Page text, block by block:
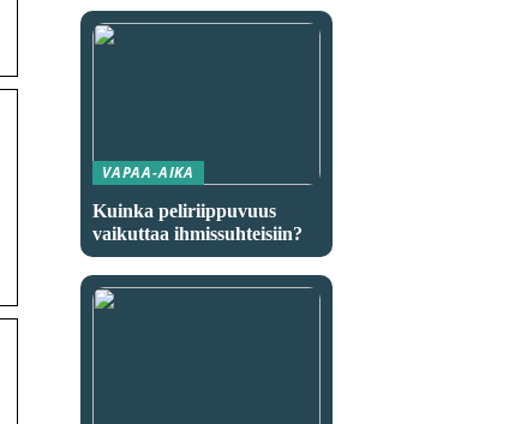
VAPAA-AIKA
Kuinka peliriippuvuus
vaikuttaa ihmissuhteisiin?